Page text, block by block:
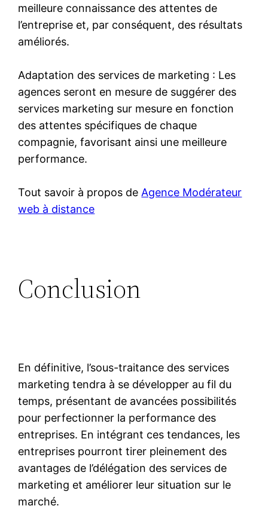
meilleure connaissance des attentes de
l’entreprise et, par conséquent, des résultats
améliorés.
Adaptation des services de marketing : Les
agences seront en mesure de suggérer des
services marketing sur mesure en fonction
des attentes spécifiques de chaque
compagnie, favorisant ainsi une meilleure
performance.
Tout savoir à propos deAgence Modérateur
web à distance
Conclusion
En définitive, l’sous-traitance des services
marketing tendra à se développer au fil du
temps, présentant de avancées possibilités
pour perfectionner la performance des
entreprises. En intégrant ces tendances, les
entreprises pourront tirer pleinement des
avantages de l’délégation des services de
marketing et améliorer leur situation sur le
marché.